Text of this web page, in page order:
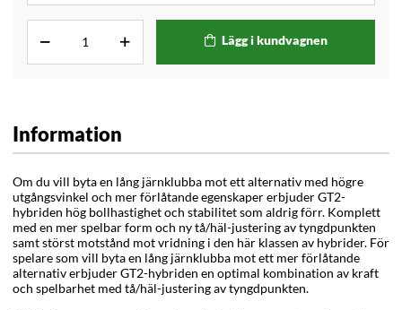
Lägg i kundvagnen
Information
Om du vill byta en lång järnklubba mot ett alternativ med högre
utgångsvinkel och mer förlåtande egenskaper erbjuder GT2-
hybriden hög bollhastighet och stabilitet som aldrig förr. Komplett
med en mer spelbar form och ny tå/häl-justering av tyngdpunkten
samt störst motstånd mot vridning i den här klassen av hybrider. För
spelare som vill byta en lång järnklubba mot ett mer förlåtande
alternativ erbjuder GT2-hybriden en optimal kombination av kraft
och spelbarhet med tå/häl-justering av tyngdpunkten.